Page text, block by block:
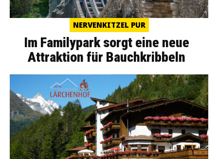
NERVENKITZEL PUR
Im Familypark sorgt eine neue
Attraktion für Bauchkribbeln